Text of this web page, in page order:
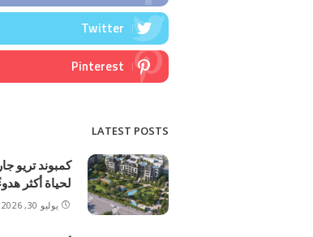
Twitter
Pinterest
LATEST POSTS
كمبوند تريو
لحياة أكثر
يوليو 30, 2026